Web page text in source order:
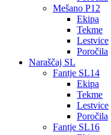
Mešano P12
Ekipa
Tekme
Lestvice
Poročila
Naraščaj SL
Fantje SL14
Ekipa
Tekme
Lestvice
Poročila
Fantje SL16